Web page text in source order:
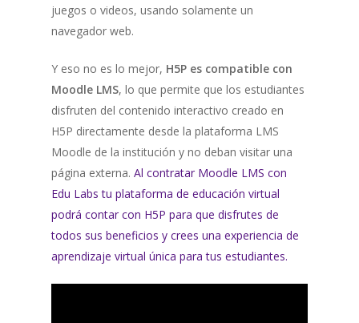
juegos o videos, usando solamente un
navegador web.
Y eso no es lo mejor, H5P es compatible con
Moodle LMS, lo que permite que los estudiantes
disfruten del contenido interactivo creado en
H5P directamente desde la plataforma LMS
Moodle de la institución y no deban visitar una
página externa. Al contratar Moodle LMS con
Edu Labs tu plataforma de educación virtual
podrá contar con H5P para que disfrutes de
todos sus beneficios y crees una experiencia de
aprendizaje virtual única para tus estudiantes.